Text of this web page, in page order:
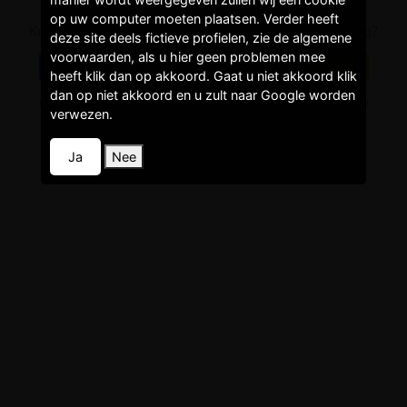
op uw computer moeten plaatsen. Verder heeft
deze site deels fictieve profielen, zie de algemene
voorwaarden, als u hier geen problemen mee
heeft klik dan op akkoord. Gaat u niet akkoord klik
dan op niet akkoord en u zult naar Google worden
verwezen.
Ja Nee
Kunnen wij je van dienst zijn of heb je gewoon een vraag?
Voorwaarden Privacy Faq/Helpdesk Contact
Het gebruik van de website is voor eigen risico! Lees de voorwaarden!
Dit is een entertainment site! Het gebruik van deze site kost geld!